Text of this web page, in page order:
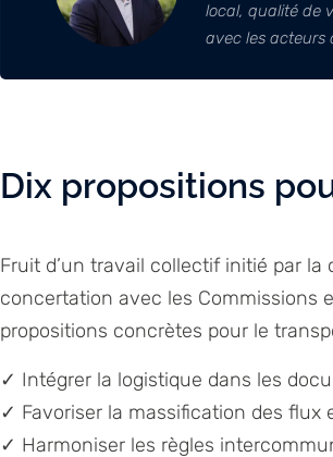
local, qualité de
avec les acteurs
Dix propositions
Fruit d’un travail collectif initié par la
concertation avec les Commissions
propositions concrètes pour le
✓ Intégrer la logistique dans les
✓ Favoriser la massification des flux
✓ Harmoniser les règles